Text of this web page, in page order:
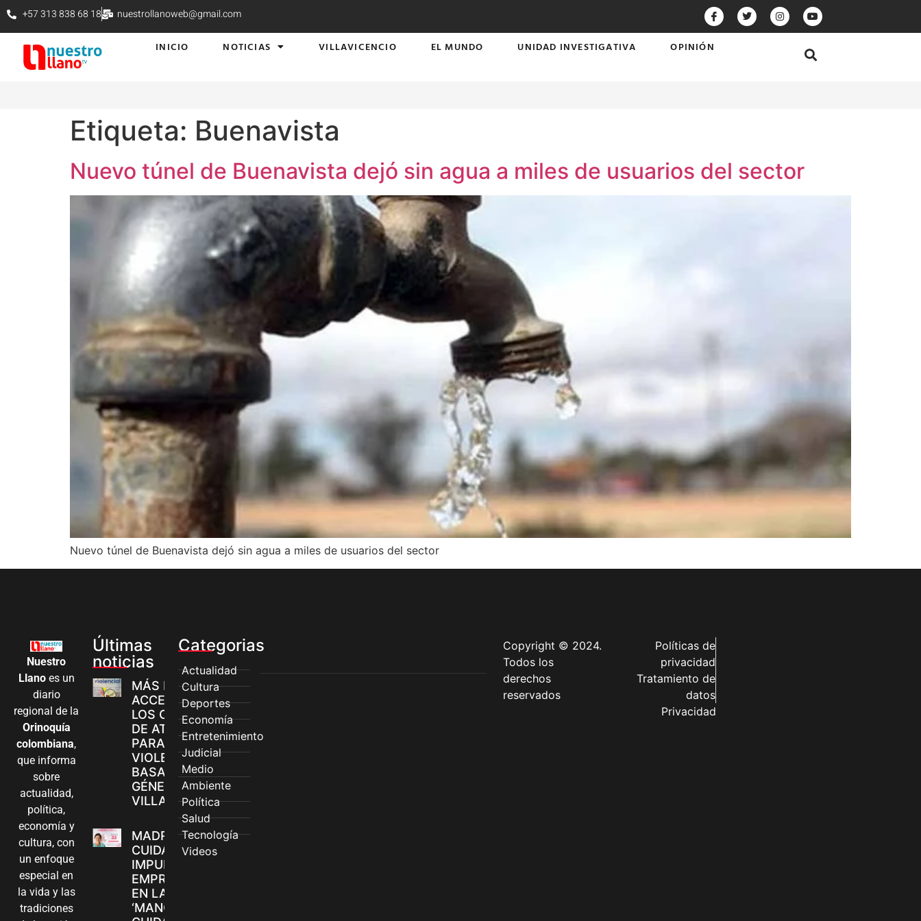
+57 313 838 68 18 nuestrollanoweb@gmail.com
INICIO NOTICIAS VILLAVICENCIO EL MUNDO UNIDAD INVESTIGATIVA OPINIÓN
Etiqueta: Buenavista
Nuevo túnel de Buenavista dejó sin agua a miles de usuarios del sector
Nuevo túnel de Buenavista dejó sin agua a miles de usuarios del sector
Nuestro
Llanoes un
diario
regional de la
Orinoquía
colombiana,
que informa
sobre
actualidad,
política,
economía y
cultura, con
un enfoque
especial en
la vida y las
tradiciones
Últimas
noticias
MÁS MUJERES
ACCEDEN A
LOS CANALES
DE ATENCIÓN
PARA
VIOLENCIAS
BASADAS EN
GÉNERO EN
VILLAVICENCIO
MADRES
CUIDADORAS
IMPULSAN SUS
EMPRENDIMIENTOS
EN LA FERIA
‘MANOS QUE
Categorias
Actualidad
Cultura
Deportes
Economía
Entretenimiento
Judicial
Medio
Ambiente
Política
Salud
Tecnología
Videos
Copyright © 2024.
Todos los
derechos
reservados
Políticas de
privacidad
Tratamiento de
datos
Privacidad